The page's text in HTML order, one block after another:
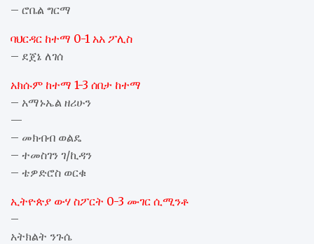
– ሮቤል ግርማ
ባህርዳር ከተማ 0-1 አአ ፖሊስ
– ደጀኔ ለገሰ
አክሱም ከተማ 1-3 ሰበታ ከተማ
– አማኑኤል ዘሪሁን
—
– መክብብ ወልዴ
– ተመስገን ገ/ኪዳን
– ቴዎድሮስ ወርቁ
ኢትዮጵያ ውሃ ስፖርት 0-3 ሙገር ሲሚንቶ
–
አትክልት ንጉሴ